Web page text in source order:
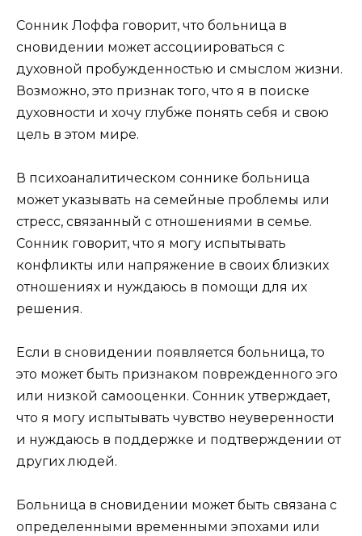
Сонник Лоффа говорит, что больница в
сновидении может ассоциироваться с
духовной пробужденностью и смыслом жизни.
Возможно, это признак того, что я в поиске
духовности и хочу глубже понять себя и свою
цель в этом мире.
В психоаналитическом соннике больница
может указывать на семейные проблемы или
стресс, связанный с отношениями в семье.
Сонник говорит, что я могу испытывать
конфликты или напряжение в своих близких
отношениях и нуждаюсь в помощи для их
решения.
Если в сновидении появляется больница, то
это может быть признаком поврежденного эго
или низкой самооценки. Сонник утверждает,
что я могу испытывать чувство неуверенности
и нуждаюсь в поддержке и подтверждении от
других людей.
Больница в сновидении может быть связана с
определенными временными эпохами или